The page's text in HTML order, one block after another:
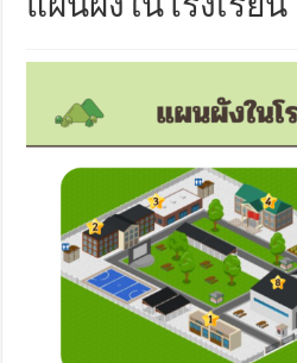
แผนผังในโรงเรียน